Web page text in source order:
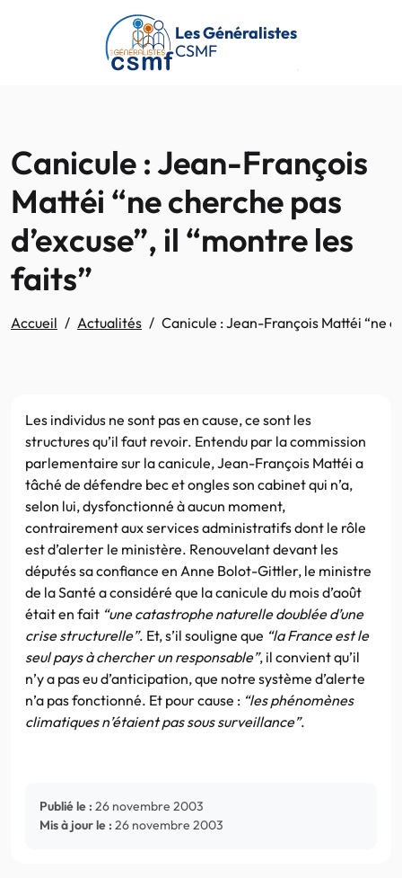
Passer au contenu principal
Les Généralistes
CSMF
Canicule : Jean-François
Mattéi “ne cherche pas
d’excuse”, il “montre les
faits”
Accueil Actualités Canicule : Jean-François Mattéi “ne
Les individus ne sont pas en cause, ce sont les
structures qu’il faut revoir. Entendu par la commission
parlementaire sur la canicule, Jean-François Mattéi a
tâché de défendre bec et ongles son cabinet qui n’a,
selon lui, dysfonctionné à aucun moment,
contrairement aux services administratifs dont le rôle
est d’alerter le ministère. Renouvelant devant les
députés sa confiance en Anne Bolot-Gittler, le ministre
de la Santé a considéré que la canicule du mois d’août
était en fait “une catastrophe naturelle doublée d’une
crise structurelle”. Et, s’il souligne que “la France est le
seul pays à chercher un responsable”, il convient qu’il
n’y a pas eu d’anticipation, que notre système d’alerte
n’a pas fonctionné. Et pour cause : “les phénomènes
climatiques n’étaient pas sous surveillance”.
Publié le : 26 novembre 2003
Mis à jour le : 26 novembre 2003